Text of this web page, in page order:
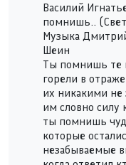
pause
Василий
помнишь..
Музыка
Шеин
Ты помнишь те
горели в
их никакими не
им словно силу
ты помнишь
которые
незабываемые